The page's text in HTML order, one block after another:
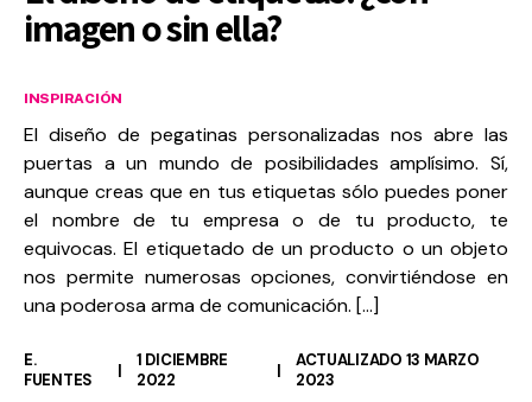
imagen o sin ella?
INSPIRACIÓN
El diseño de pegatinas personalizadas nos abre las
puertas a un mundo de posibilidades amplísimo. Sí,
aunque creas que en tus etiquetas sólo puedes poner
el nombre de tu empresa o de tu producto, te
equivocas. El etiquetado de un producto o un objeto
nos permite numerosas opciones, convirtiéndose en
una poderosa arma de comunicación. […]
E.
FUENTES
1 DICIEMBRE
2022
ACTUALIZADO 13 MARZO
2023